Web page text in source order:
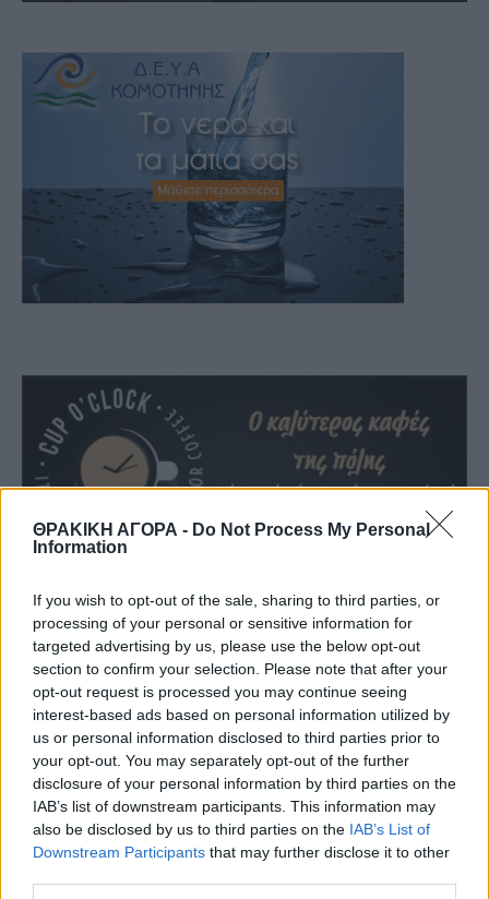
ΘΡΑΚΙΚΗ ΑΓΟΡΑ - Do Not Process My Personal
Information
If you wish to opt-out of the sale, sharing to third parties, or
processing of your personal or sensitive information for
targeted advertising by us, please use the below opt-out
section to confirm your selection. Please note that after your
opt-out request is processed you may continue seeing
interest-based ads based on personal information utilized by
us or personal information disclosed to third parties prior to
your opt-out. You may separately opt-out of the further
disclosure of your personal information by third parties on the
IAB’s list of downstream participants. This information may
also be disclosed by us to third parties on the IAB’s List of
Downstream Participants that may further disclose it to other
youtube